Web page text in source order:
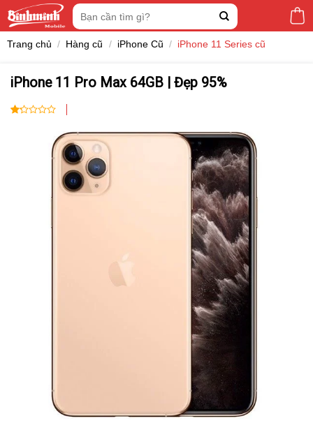
Tìm
kiếm:
Trang chủ / Hàng cũ / iPhone Cũ / iPhone 11 Series cũ
iPhone 11 Pro Max 64GB | Đẹp 95%